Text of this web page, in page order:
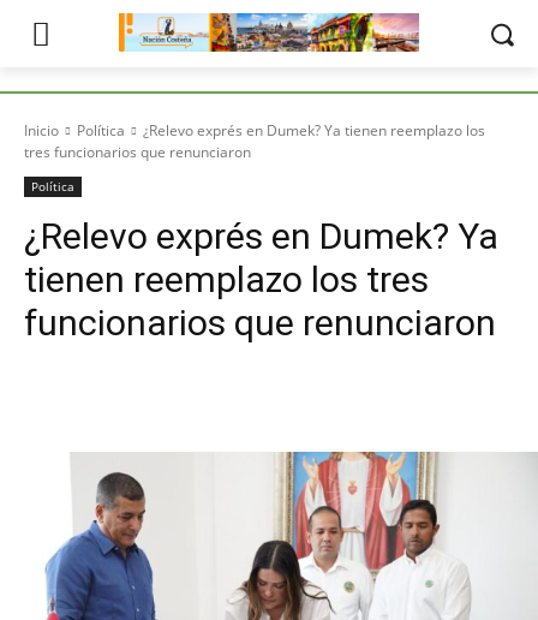
Inicio Política
¿Relevo exprés en Dumek? Ya tienen reemplazo los
tres funcionarios que renunciaron
Política
¿Relevo exprés en Dumek? Ya
tienen reemplazo los tres
funcionarios que renunciaron